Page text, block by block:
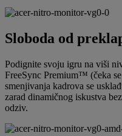
Sloboda od
Podignite svoju igru na viši
FreeSync Premium™ (čeka
smenjivanja kadrova se
zarad dinamičnog iskustva
odziv.